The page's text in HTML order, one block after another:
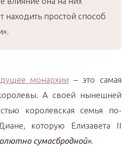
находить простой способ
монархии – это самая
А своей нынешней
королевская семья по-
которую Елизавета II
сумасбродной».